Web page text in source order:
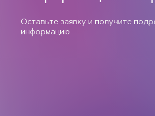
Оставьте заявку и получите
информацию